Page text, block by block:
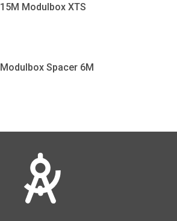
15M Modulbox XTS
Modulbox Spacer 6M